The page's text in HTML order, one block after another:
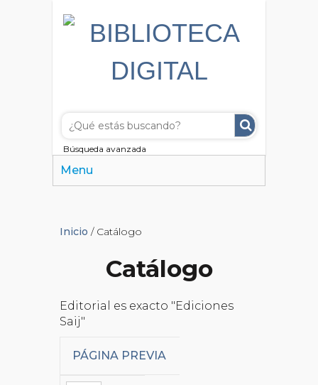
Búsqueda avanzada
Menu
Inicio / Catálogo
Catálogo
Editorial es exacto "Ediciones
Saij"
PÁGINA PREVIA